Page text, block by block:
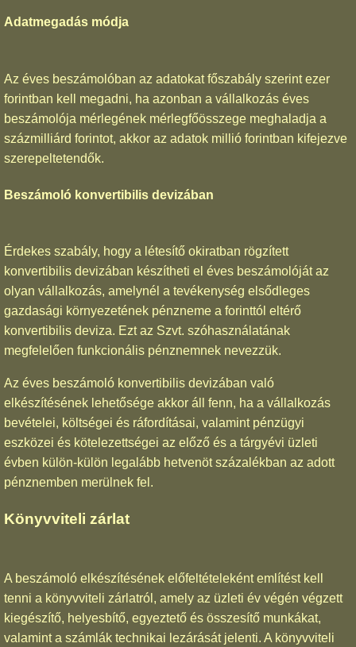
Adatmegadás módja
Az éves beszámolóban az adatokat főszabály szerint ezer
forintban kell megadni, ha azonban a vállalkozás éves
beszámolója mérlegének mérlegfőösszege meghaladja a
százmilliárd forintot, akkor az adatok millió forintban kifejezve
szerepeltetendők.
Beszámoló konvertibilis devizában
Érdekes szabály, hogy a létesítő okiratban rögzített
konvertibilis devizában készítheti el éves beszámolóját az
olyan vállalkozás, amelynél a tevékenység elsődleges
gazdasági környezetének pénzneme a forinttól eltérő
konvertibilis deviza. Ezt az Szvt. szóhasználatának
megfelelően funkcionális pénznemnek nevezzük.
Az éves beszámoló konvertibilis devizában való
elkészítésének lehetősége akkor áll fenn, ha a vállalkozás
bevételei, költségei és ráfordításai, valamint pénzügyi
eszközei és kötelezettségei az előző és a tárgyévi üzleti
évben külön-külön legalább hetvenöt százalékban az adott
pénznemben merülnek fel.
Könyvviteli zárlat
A beszámoló elkészítésének előfeltételeként említést kell
tenni a könyvviteli zárlatról, amely az üzleti év végén végzett
kiegészítő, helyesbítő, egyeztető és összesítő munkákat,
valamint a számlák technikai lezárását jelenti. A könyvviteli